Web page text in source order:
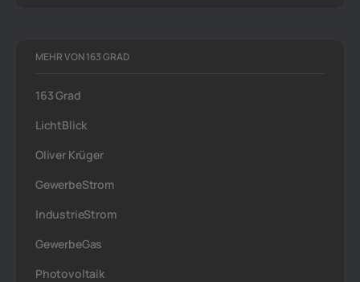
MEHR VON 163 GRAD
163 Grad
LichtBlick
Oliver Krüger
GewerbeStrom
IndustrieStrom
GewerbeGas
Photovoltaik